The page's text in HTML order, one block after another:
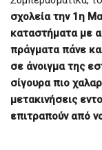
σχολεία την 1η
καταστήματα με
πράγματα πάνε
σε άνοιγμα της
σίγουρα πιο
μετακινήσεις
επιτραπούν από